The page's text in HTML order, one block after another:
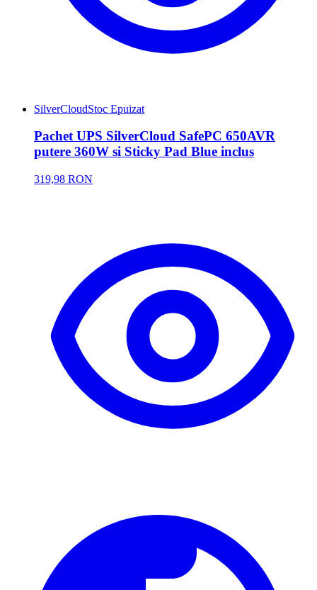
SilverCloudStoc Epuizat
Pachet UPS SilverCloud SafePC 650AVR
putere 360W si Sticky Pad Blue inclus
319,98 RON